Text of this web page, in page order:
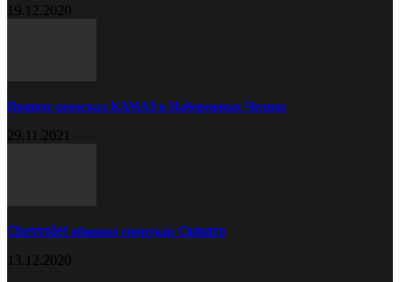
19.12.2020
Прицеп самосвал КАМАЗ в Набережных Челнах
29.11.2021
Chevrolet обновил спорткар Camaro
13.12.2020